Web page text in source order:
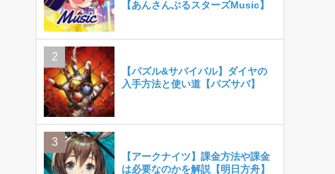
【あんさんぶるスターズMusic】
【パズル&サバイバル】ダイヤの
入手方法と使い道【パズサバ】
【アークナイツ】課金方法や課金
は必要なのかを解説【明日方舟】